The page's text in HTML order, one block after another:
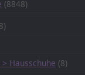
(8848)
Hausschuhe (8)